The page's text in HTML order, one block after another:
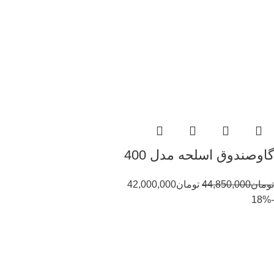
گاوصندوق اسلحه مدل 400
تومان44,850,000 تومان42,000,000
-18%